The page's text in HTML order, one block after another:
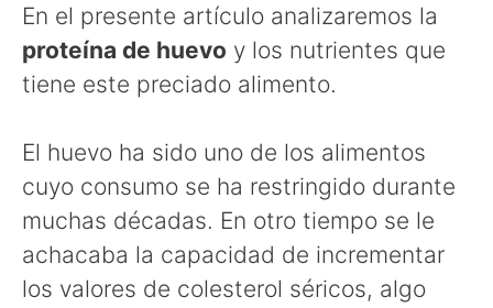
En el presente artículo analizaremos la
proteína de huevo y los nutrientes que
tiene este preciado alimento.
El huevo ha sido uno de los alimentos
cuyo consumo se ha restringido durante
muchas décadas. En otro tiempo se le
achacaba la capacidad de incrementar
los valores de colesterol séricos, algo